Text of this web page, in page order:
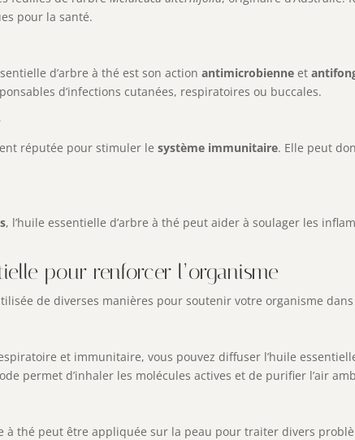
pour la santé.
d’arbre à thé est son actionantimicrobienne et
d’infections cutanées, respiratoires ou buccales.
réputée pour stimuler lesystème immunitaire. Elle peut
, l’huile essentielle d’arbre à thé peut aider à soulager les
pour renforcer l’organisme
de diverses manières pour soutenir votre organisme
et immunitaire, vous pouvez diffuser l’huile
permet d’inhaler les molécules actives et de purifier l’air
à thé peut être appliquée sur la peau pour traiter divers